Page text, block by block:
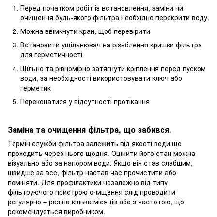
Перед початком робіт із встановлення, заміни чи
очищення будь-якого фільтра необхідно перекрити воду.
Можна ввімкнути кран, щоб перевірити
Встановити ущільнювач на різьблення кришки фільтра
для герметичності
Щільно та рівномірно затягнути кріплення перед пуском
води, за необхідності використовувати ключ або
герметик
Переконатися у відсутності протікання
Заміна та очищення фільтра, що забився.
Термін служби фільтра залежить від якості води що
проходить через нього щодня. Оцінити його стан можна
візуально або за напором води. Якщо він став слабшим,
швидше за все, фільтр настав час прочистити або
поміняти. Для профілактики незалежно від типу
фільтруючого пристрою очищення слід проводити
регулярно – раз на кілька місяців або з частотою, що
рекомендується виробником.